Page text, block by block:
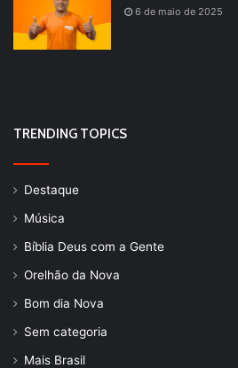
6 de maio de 2025
TRENDING TOPICS
Destaque
Música
Bíblia Deus com a Gente
Orelhão da Nova
Bom dia Nova
Sem categoria
Mais Brasil